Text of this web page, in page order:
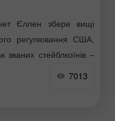
Єллен збере вищі
регулювання США,
стейблкоїнів –
куди урядові
7013